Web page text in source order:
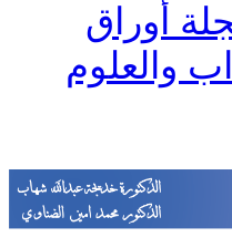
أوراق
والعلوم